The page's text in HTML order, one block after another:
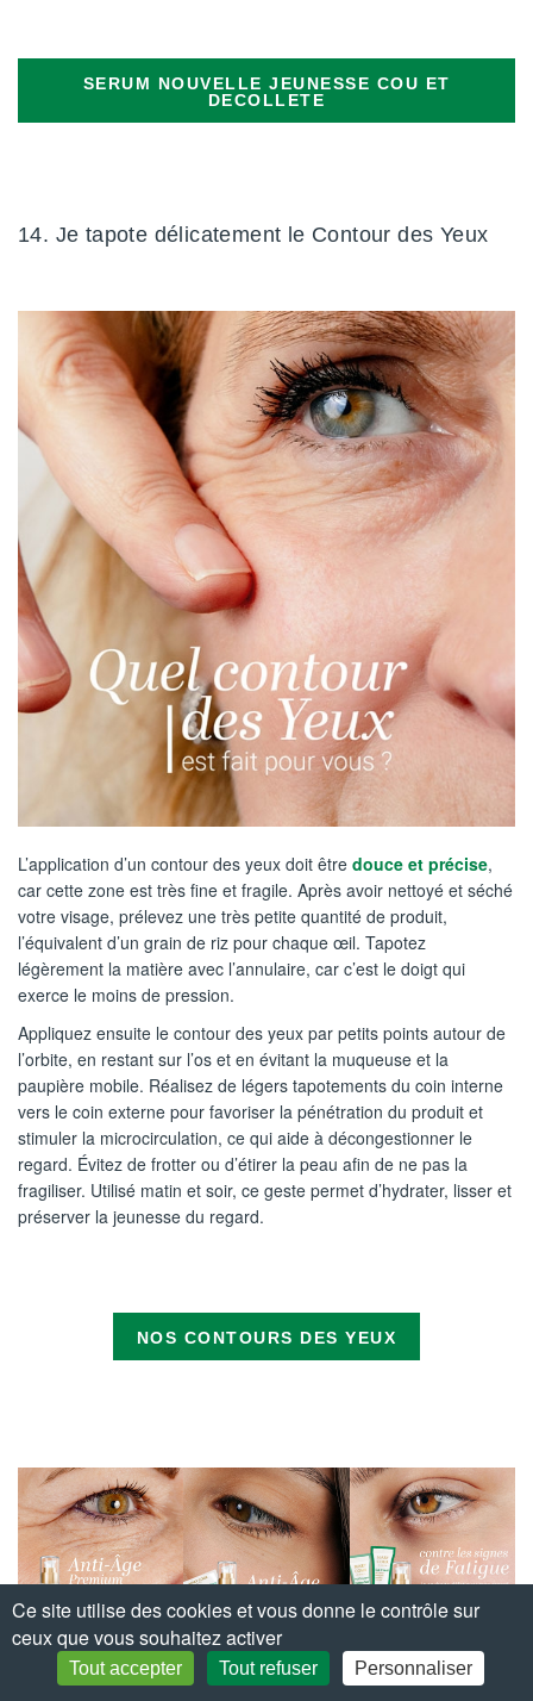
SERUM NOUVELLE JEUNESSE COU ET
DECOLLETE
14. Je tapote délicatement le Contour des Yeux
L’application d’un contour des yeux doit être douce et précise,
car cette zone est très fine et fragile. Après avoir nettoyé et séché
votre visage, prélevez une très petite quantité de produit,
l’équivalent d’un grain de riz pour chaque œil. Tapotez
légèrement la matière avec l’annulaire, car c’est le doigt qui
exerce le moins de pression.
Appliquez ensuite le contour des yeux par petits points autour de
l’orbite, en restant sur l’os et en évitant la muqueuse et la
paupière mobile. Réalisez de légers tapotements du coin interne
vers le coin externe pour favoriser la pénétration du produit et
stimuler la microcirculation, ce qui aide à décongestionner le
regard. Évitez de frotter ou d’étirer la peau afin de ne pas la
fragiliser. Utilisé matin et soir, ce geste permet d’hydrater, lisser et
préserver la jeunesse du regard.
NOS CONTOURS DES YEUX
Ce site utilise des cookies et vous donne le contrôle sur
ceux que vous souhaitez activer
Tout accepter Tout refuser Personnaliser